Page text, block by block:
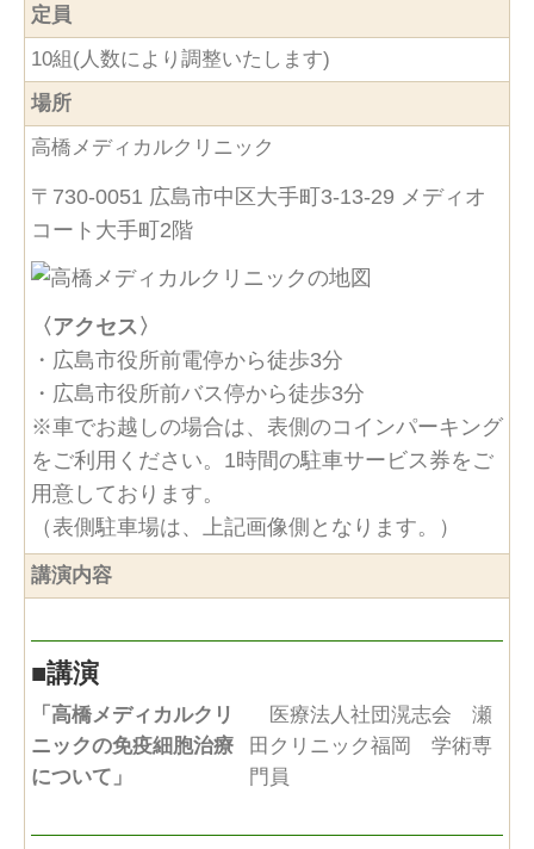
定員
10組(人数により調整いたします)
場所
高橋メディカルクリニック
〒730-0051 広島市中区大手町3-13-29 メディオ
コート大手町2階
〈アクセス〉
・広島市役所前電停から徒歩3分
・広島市役所前バス停から徒歩3分
※車でお越しの場合は、表側のコインパーキング
をご利用ください。1時間の駐車サービス券をご
用意しております。
（表側駐⾞場は、上記画像側となります。）
講演内容
■講演
「⾼橋メディカルクリ
ニックの免疫細胞治療
について」
医療法⼈社団滉志会 瀬
田クリニック福岡 学術専
門員